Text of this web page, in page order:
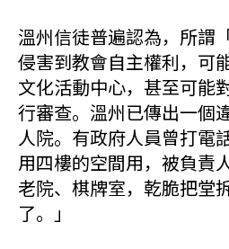
溫州信徒普遍認為，所謂
侵害到教會自主權利，可
文化活動中心，甚至可能
行審查。溫州已傳出一個
人院。有政府人員曾打電
用四樓的空間用，被負責
老院、棋牌室，乾脆把堂
了。」